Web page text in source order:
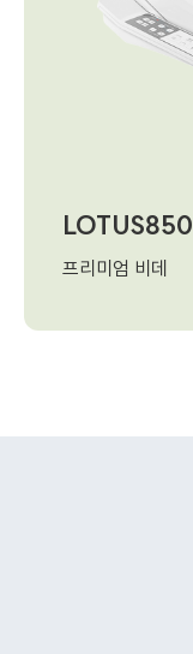
LOTUS850
프리미엄 비데